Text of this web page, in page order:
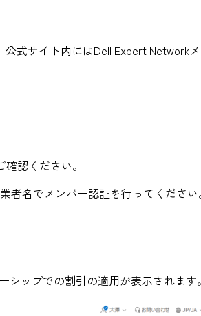
式サイト内にはDell Expert Network
認ください。
者名でメンバー認証を行ってください
ップでの割引の適用が表示されます。